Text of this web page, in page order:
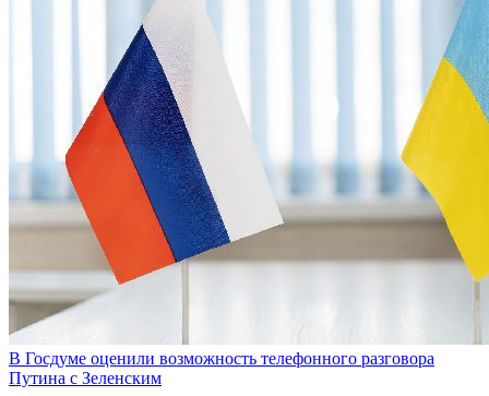
В Госдуме оценили возможность телефонного разговора
Путина с Зеленским